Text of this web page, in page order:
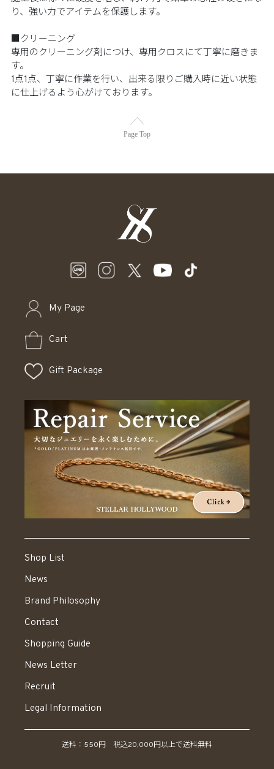
り、強い力でアイテムを保護します。​
■クリーニング​
専用のクリーニング剤につけ、専用クロスにて丁寧に磨きま
す。​
1点1点、丁寧に作業を行い、出来る限りご購入時に近い状態
に仕上げるよう心がけております。
Page Top
My Page
Cart
Gift Package
Shop List
News
Brand Philosophy
Contact
Shopping Guide
News Letter
Recruit
Legal Information
送料：550円 税込20,000円以上で送料無料